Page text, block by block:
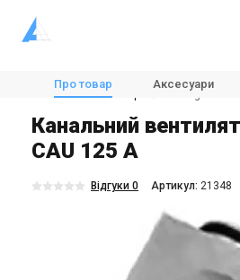
Магазин Вентиляція
Вентилятори
Канальні вентилятори
Ostberg CAU
Про товар Аксесуари
Канальний
CAU 125 A
Відгуки 0 Aртикул: 21348